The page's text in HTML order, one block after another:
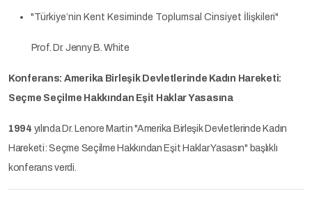
"Türkiye’nin Kent Kesiminde Toplumsal Cinsiyet İlişkileri"
Prof. Dr. Jenny B. White
Konferans: Amerika Birleşik Devletlerinde Kadın Hareketi:
Seçme Seçilme Hakkından Eşit Haklar Yasasına
1994 yılında Dr. Lenore Martin "Amerika Birleşik Devletlerinde Kadın
Hareketi: Seçme Seçilme Hakkından Eşit Haklar Yasasın" başlıklı
konferans verdi.